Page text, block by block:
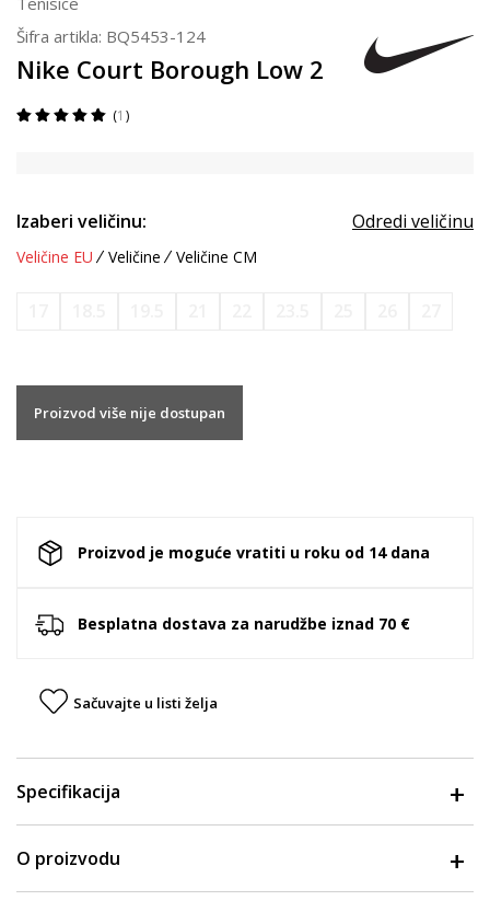
Šifra artikla: BQ5453-124
Nike Court Borough Low 2
1
Izaberi veličinu: Odredi veličinu
Veličine EU Veličine Veličine CM
Proizvod više nije dostupan
Proizvod je moguće vratiti u roku od 14 dana
Besplatna dostava za narudžbe iznad 70 €
Sačuvajte u listi želja
Specifikacija
O proizvodu